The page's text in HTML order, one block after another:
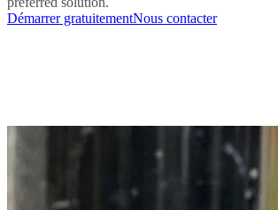
Démarrer gratuitementNous contacter